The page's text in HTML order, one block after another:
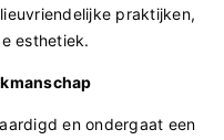
praktijken,
esthetiek.
en ondergaat een